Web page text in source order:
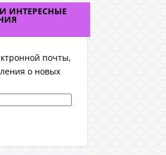
ИНТЕРЕСНЫЕ
почты,
о новых